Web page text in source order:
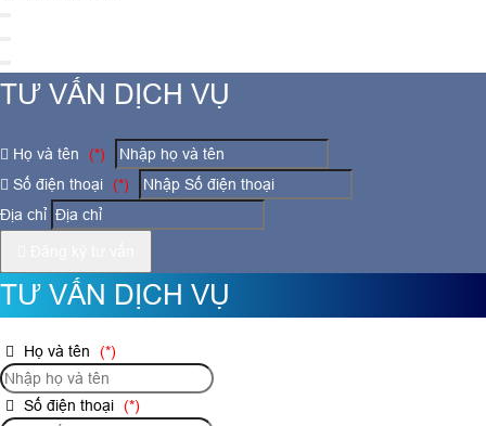
TƯ VẤN DỊCH VỤ
Họ và tên
(*)
Số điện thoại
(*)
Địa chỉ
TƯ VẤN DỊCH VỤ
Họ và tên (*)
Số điện thoại (*)